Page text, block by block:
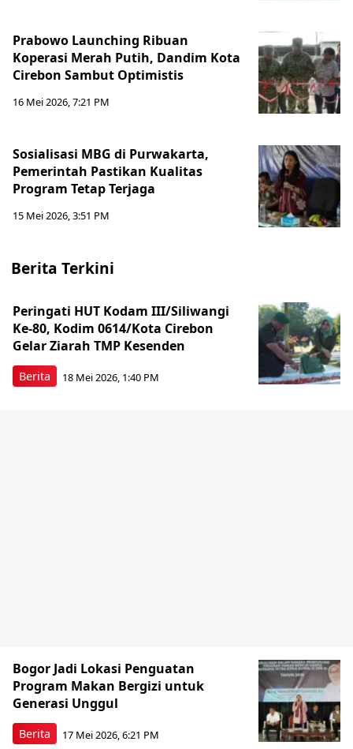
Prabowo Launching Ribuan
Koperasi Merah Putih, Dandim Kota
Cirebon Sambut Optimistis
16 Mei 2026, 7:21 PM
Sosialisasi MBG di Purwakarta,
Pemerintah Pastikan Kualitas
Program Tetap Terjaga
15 Mei 2026, 3:51 PM
Berita Terkini
Berita
Peringati HUT Kodam III/Siliwangi
Ke-80, Kodim 0614/Kota Cirebon
Gelar Ziarah TMP Kesenden
18 Mei 2026, 1:40 PM
Berita
Bogor Jadi Lokasi Penguatan
Program Makan Bergizi untuk
Generasi Unggul
17 Mei 2026, 6:21 PM